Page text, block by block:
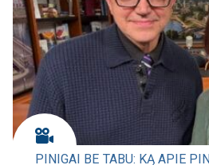
PINIGAI BE TABU: KĄ APIE